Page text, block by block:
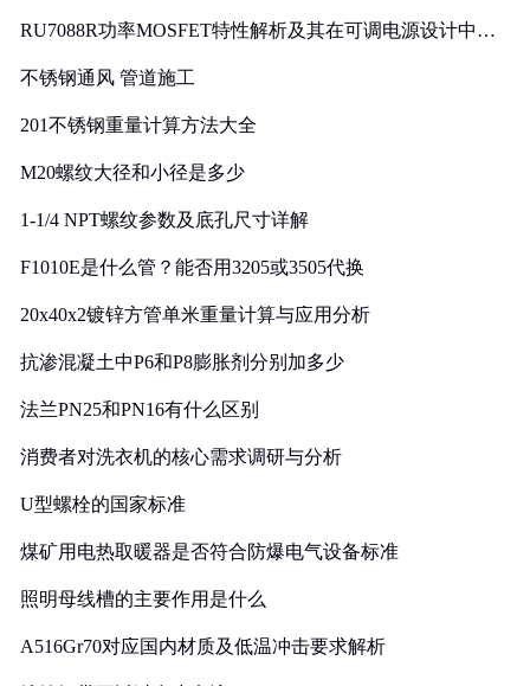
RU7088R功率MOSFET特性解析及其在可调电源设计中的
不锈钢通风 管道施工
201不锈钢重量计算方法大全
M20螺纹大径和小径是多少
1-1/4 NPT螺纹参数及底孔尺寸详解
F1010E是什么管？能否用3205或3505代换
20x40x2镀锌方管单米重量计算与应用分析
抗渗混凝土中P6和P8膨胀剂分别加多少
法兰PN25和PN16有什么区别
消费者对洗衣机的核心需求调研与分析
U型螺栓的国家标准
煤矿用电热取暖器是否符合防爆电气设备标准
照明母线槽的主要作用是什么
A516Gr70对应国内材质及低温冲击要求解析